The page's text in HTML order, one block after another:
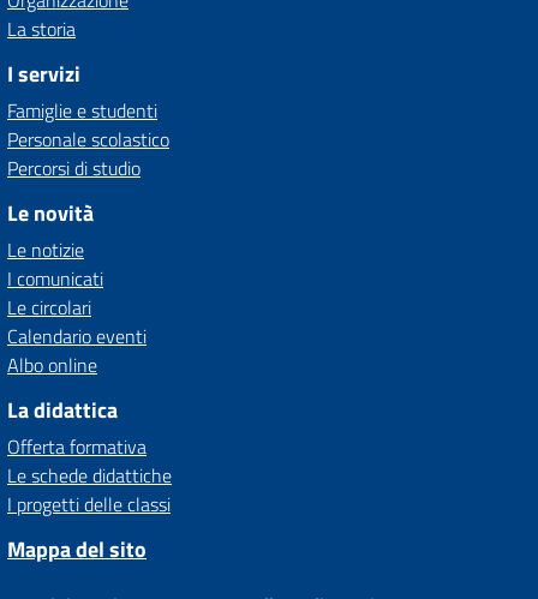
La storia
I servizi
Famiglie e studenti
Personale scolastico
Percorsi di studio
Le novità
Le notizie
I comunicati
Le circolari
Calendario eventi
Albo online
La didattica
Offerta formativa
Le schede didattiche
I progetti delle classi
Mappa del sito